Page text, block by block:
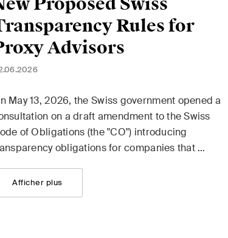
Rules for
Advisors
May 13, 2026, the Swiss government opened a
on a draft amendment to the Swiss
of Obligations (the "CO") introducing
obligations for companies that …
Afficher plus